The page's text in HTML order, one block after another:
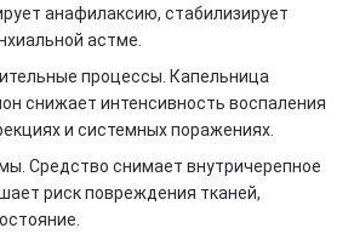
анафилаксию, стабилизирует
астме.
процессы. Капельница
снижает интенсивность воспаления
и системных поражениях.
Средство снимает внутричерепное
риск повреждения тканей,